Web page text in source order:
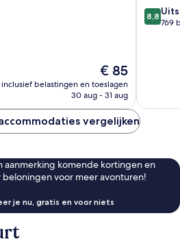
De
prijs
€ 85
inclusief belastingen en toeslagen
30 aug - 31 aug
8.8
van
8,8
769
vergelijken
aanmerking komende kortingen en
voor meer avonturen!
je nu, gratis en voor niets